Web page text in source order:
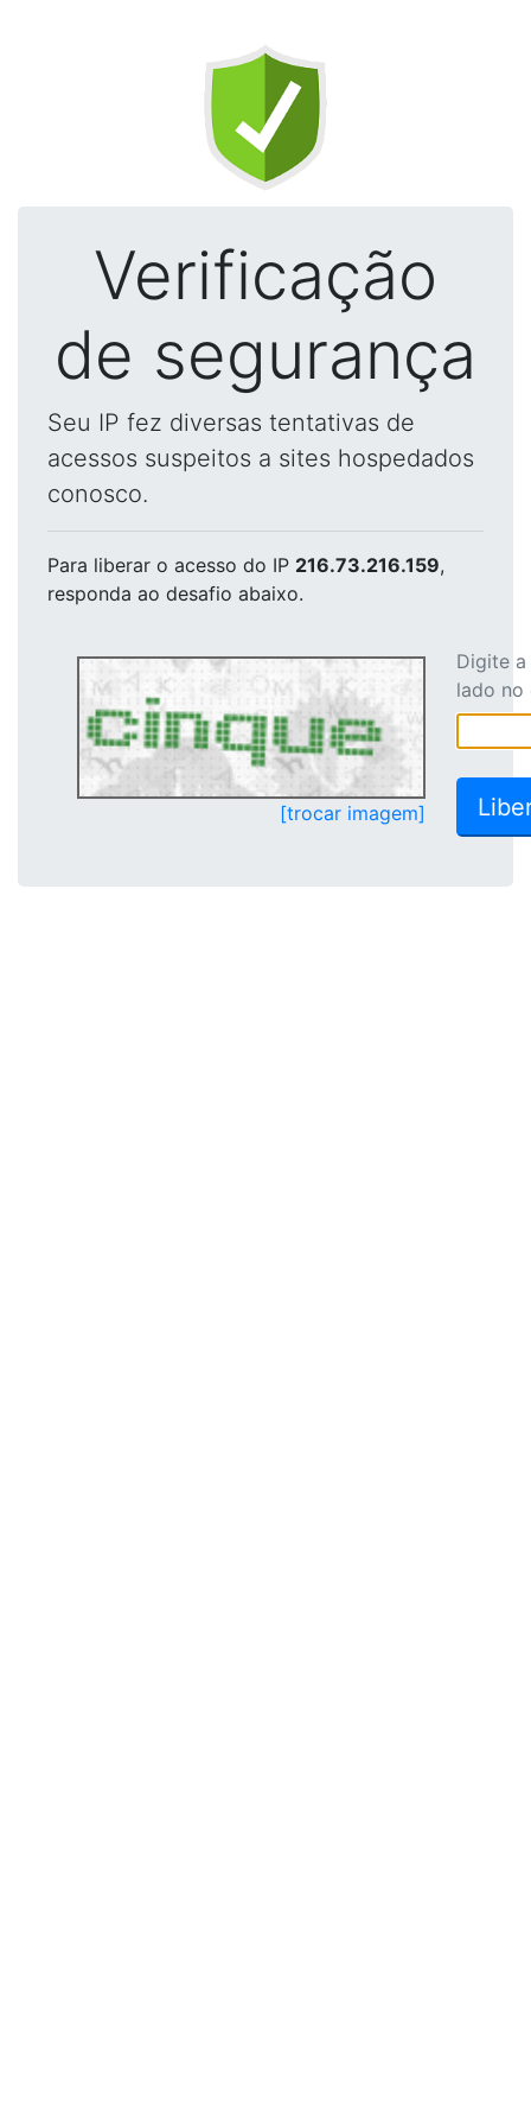
Verificação
de segurança
Seu IP fez diversas tentativas de
acessos suspeitos a sites hospedados
conosco.
Para liberar o acesso do IP 216.73.216.159,
responda ao desafio abaixo.
[trocar imagem]
Digite
lado no